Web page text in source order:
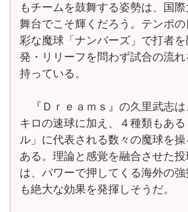
もチームを鼓舞する姿勢は、国
舞台でこそ輝くだろう。テンポ
彩な魔球「ナンバーズ」で打者
発・リリーフを問わず試合の流
持っている。
『Ｄｒｅａｍｓ』の久里武志は
キロの速球に加え、４種類もあ
ル」に代表される数々の魔球を
ある。理論と感覚を融合させた
は、パワーで押してくる海外の
も絶大な効果を発揮しそうだ。